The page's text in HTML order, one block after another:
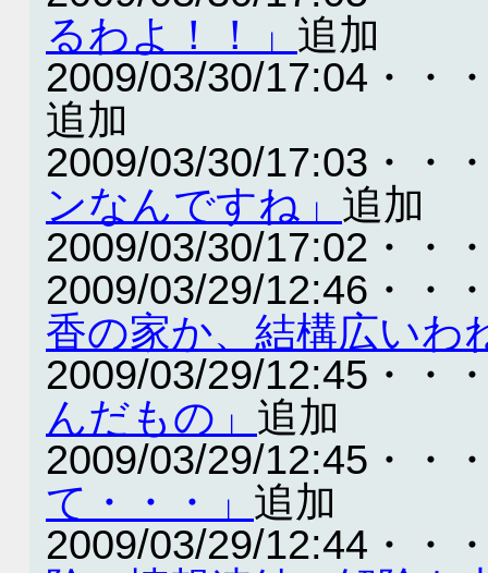
るわよ！！」 追加
2009/03/30/17:04・・
追加
2009/03/30/17:03・・
ンなんですね」 追加
2009/03/30/17:02・・
2009/03/29/12:46・・
香の家か、結構広いわ
2009/03/29/12:45・・
んだもの」 追加
2009/03/29/12:45・・
て・・・」 追加
2009/03/29/12:44・・